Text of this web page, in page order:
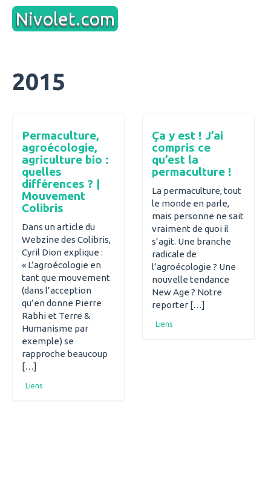
Aller
contenu
Nivolet.com
2015
Permaculture,
agroécologie,
agriculture bio :
quelles
différences ? |
Mouvement
Colibris
Dans un article du
Webzine des Colibris,
Cyril Dion explique :
« L’agroécologie en
tant que mouvement
(dans l’acception
qu’en donne Pierre
Rabhi et Terre &
Humanisme par
exemple) se
rapproche beaucoup
[…]
Liens
Ça y est ! J’ai
compris ce
qu’est la
permaculture !
La permaculture, tout
le monde en parle,
mais personne ne sait
vraiment de quoi il
s’agit. Une branche
radicale de
l’agroécologie ? Une
nouvelle tendance
New Age ? Notre
reporter […]
Liens